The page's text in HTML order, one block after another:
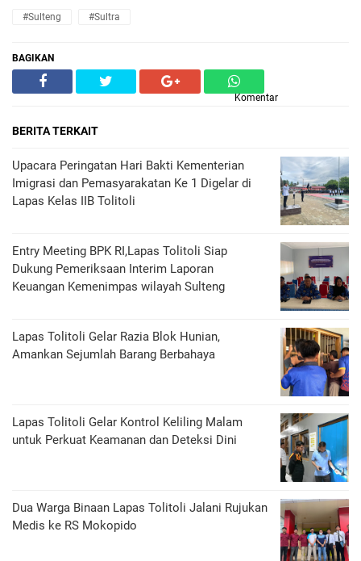
#Sulteng #Sultra
BAGIKAN
Komentar
BERITA TERKAIT
Upacara Peringatan Hari Bakti Kementerian
Imigrasi dan Pemasyarakatan Ke 1 Digelar di
Lapas Kelas IIB Tolitoli
Entry Meeting BPK RI,Lapas Tolitoli Siap
Dukung Pemeriksaan Interim Laporan
Keuangan Kemenimpas wilayah Sulteng
Lapas Tolitoli Gelar Razia Blok Hunian,
Amankan Sejumlah Barang Berbahaya
Lapas Tolitoli Gelar Kontrol Keliling Malam
untuk Perkuat Keamanan dan Deteksi Dini
Dua Warga Binaan Lapas Tolitoli Jalani Rujukan
Medis ke RS Mokopido